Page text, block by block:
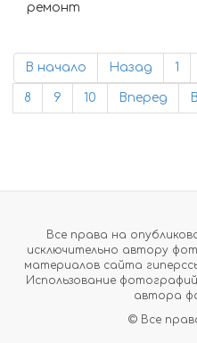
ремонт
В начало Назад 1
8 9 10 Вперед
Все права на
исключительно автору
материалов сайта
Использование
автора
© Все